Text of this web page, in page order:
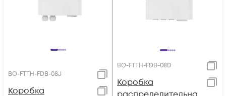
BO-FTTH-FDB-08J
Коробка
BO-FTTH-FDB-08D
Коробка